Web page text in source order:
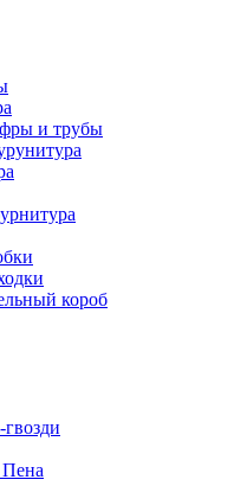
и трубы
короб